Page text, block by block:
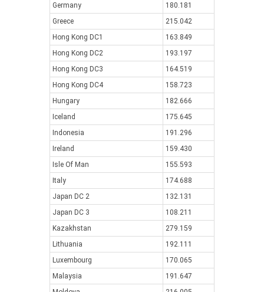
Germany
180.181
Greece
215.042
Hong Kong DC1
163.849
Hong Kong DC2
193.197
Hong Kong DC3
164.519
Hong Kong DC4
158.723
Hungary
182.666
Iceland
175.645
Indonesia
191.296
Ireland
159.430
Isle Of Man
155.593
Italy
174.688
Japan DC 2
132.131
Japan DC 3
108.211
Kazakhstan
279.159
Lithuania
192.111
Luxembourg
170.065
Malaysia
191.647